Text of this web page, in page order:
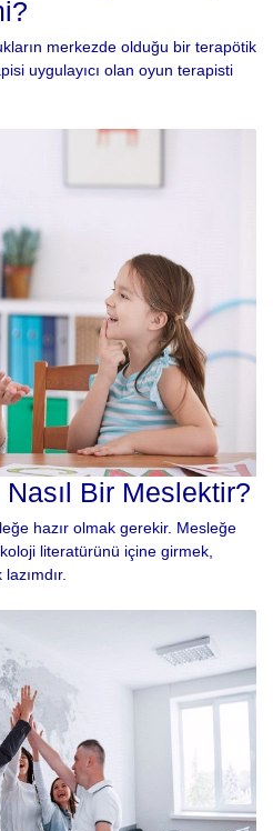
merkezde olduğu bir terapötik
uygulayıcı olan oyun terapisti
Bir Meslektir?
hazır olmak gerekir. Mesleğe
literatürünü içine girmek,